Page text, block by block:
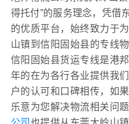
得托付”的服务理念，凭借
的优质平台，始终致力于
山镇到信阳固始县的专线
信阳固始县货运专线是港
年的在为各行各业提供我
户的认可和口碑相传，如
乐意为您解决物流相关问